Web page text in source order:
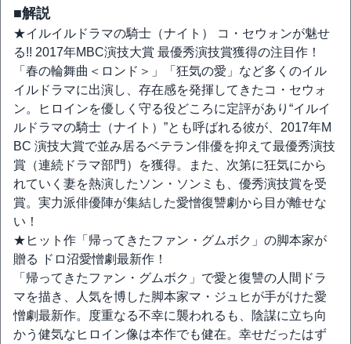
■解説
★イルイルドラマの騎士（ナイト） コ・セウォンが魅せ
る!! 2017年MBC演技大賞 最優秀演技賞獲得の注目作！
「春の輪舞曲＜ロンド＞」「狂気の愛」など多くのイル
イルドラマに出演し、存在感を発揮してきたコ・セウォ
ン。ヒロインを優しく守る役どころに定評があり“イルイ
ルドラマの騎士（ナイト）”とも呼ばれる彼が、2017年M
BC 演技大賞で並み居るベテラン俳優を抑えて最優秀演技
賞（連続ドラマ部門）を獲得。また、次第に狂気にから
れていく妻を熱演したソン・ソンミも、優秀演技賞を受
賞。実力派俳優陣が集結した愛憎復讐劇から目が離せな
い！
★ヒット作「帰ってきたファン・グムボク」の脚本家が
贈る ドロ沼愛憎劇最新作！
「帰ってきたファン・グムボク」で愛と復讐の人間ドラ
マを描き、人気を博した脚本家マ・ジュヒが手がけた愛
憎劇最新作。度重なる不幸に襲われるも、陰謀に立ち向
かう健気なヒロイン像は本作でも健在。幸せだったはず